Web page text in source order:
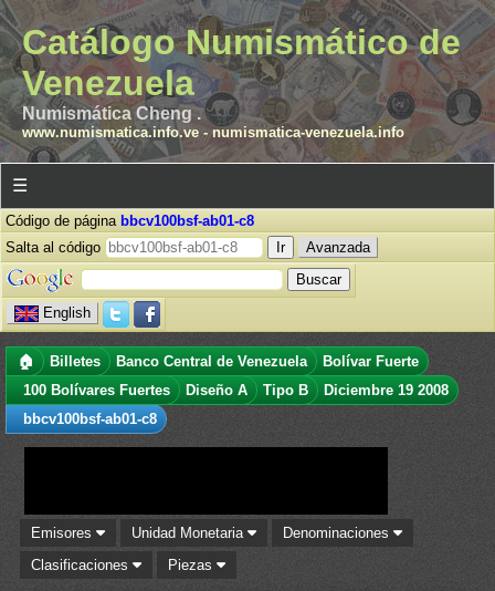
Catálogo Numismático de
Venezuela
Numismática Cheng .
www.numismatica.info.ve- numismatica-venezuela.info
☰
Código de página bbcv100bsf-ab01-c8
Salta al código
Avanzada
English
🏠 Billetes Banco Central de Venezuela
Bolívar Fuerte
100 Bolívares Fuertes
Diseño A Tipo B
Diciembre 19 2008
bbcv100bsf-ab01-c8
Emisores Unidad Monetaria
Denominaciones
Clasificaciones
Piezas